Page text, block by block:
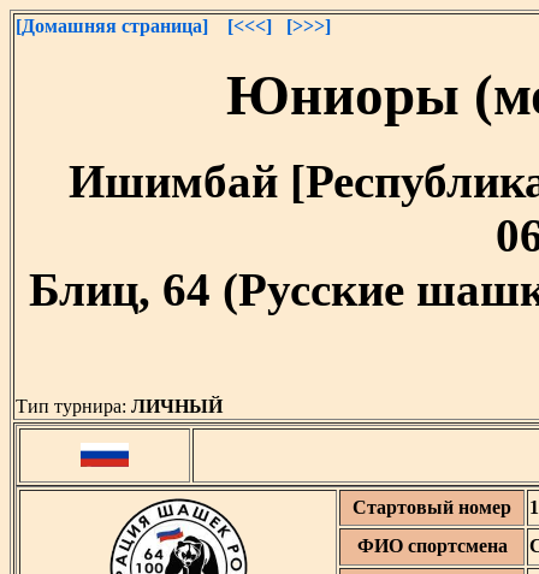
[Домашняя страница] [<<<] [>>>]
Юниоры
Ишимбай
Блиц, 64 (Русские
Тип турнира: ЛИЧНЫЙ
Стартовый номер
ФИО спортсмена